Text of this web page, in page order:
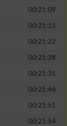
00:21:09
00:21:15
00:21:22
00:21:28
00:21:31
00:21:46
00:21:51
00:21:54